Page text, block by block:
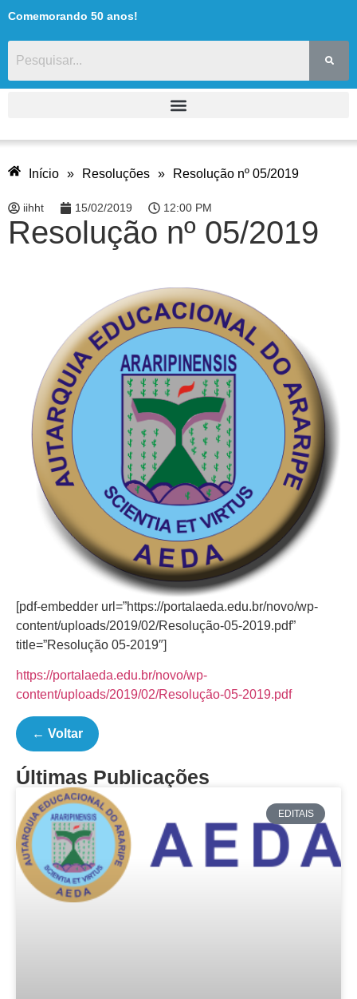
Comemorando 50 anos!
Início » Resoluções » Resolução nº 05/2019
iihht 15/02/2019 12:00 PM
Resolução nº 05/2019
[pdf-embedder url=”https://portalaeda.edu.br/novo/wp-
content/uploads/2019/02/Resolução-05-2019.pdf”
title=”Resolução 05-2019″]
https://portalaeda.edu.br/novo/wp-
content/uploads/2019/02/Resolução-05-2019.pdf
← Voltar
Últimas Publicações
EDITAIS